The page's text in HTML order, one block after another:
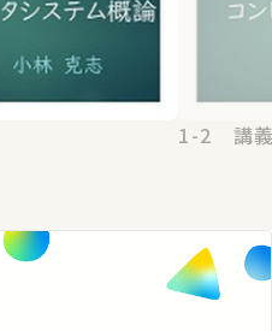
1-2 講義